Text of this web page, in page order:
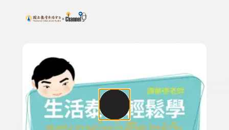
上方功能區塊
搜尋關鍵字：可輸入節目名稱、主持人或關鍵字